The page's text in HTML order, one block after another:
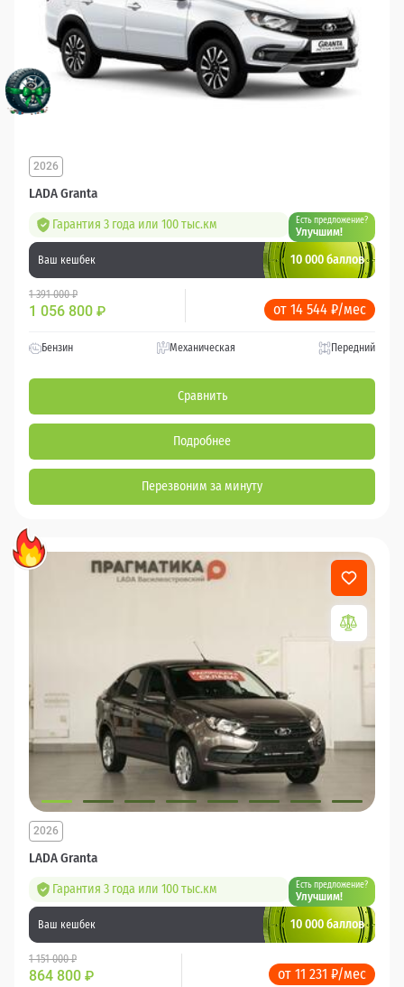
LADA Granta
2026
Гарантия 3 года или 100 тыс.км Есть предложение?
Улучшим!
Ваш кешбек 10 000 баллов
1 391 000 ₽
1 056 800 ₽ от 14 544 ₽/мес
Бензин Механическая Передний
Сравнить
Подробнее
Перезвоним за минуту
LADA Granta
2026
Гарантия 3 года или 100 тыс.км Есть предложение?
Улучшим!
Ваш кешбек 10 000 баллов
1 151 000 ₽
864 800 ₽ от 11 231 ₽/мес